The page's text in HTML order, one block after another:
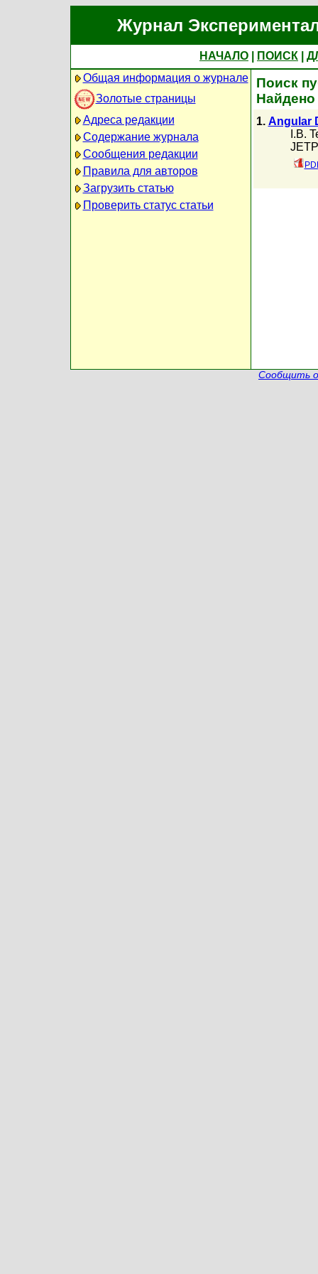
Журнал
НАЧАЛО ПОИСК
Общая информация о журнале
Золотые страницы
Адреса редакции
Содержание журнала
Сообщения редакции
Правила для авторов
Загрузить статью
Проверить статус статьи
Поиск
Найдено
1. Angular
I.B.
Сообщить о